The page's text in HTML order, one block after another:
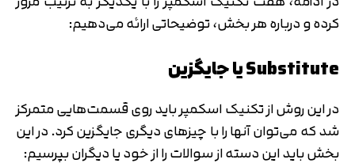
کرده و درباره هر بخش، توضیحاتی ارائه می‌دهیم:
Substitute یا جایگزین
در این روش از تکنیک اسکمپر باید روی قسمت‌هایی متمرکز
شد که می‌توان آنها را با چیزهای دیگری جایگزین کرد. در این
بخش باید این دسته از سوالات را از خود یا دیگران بپرسیم: